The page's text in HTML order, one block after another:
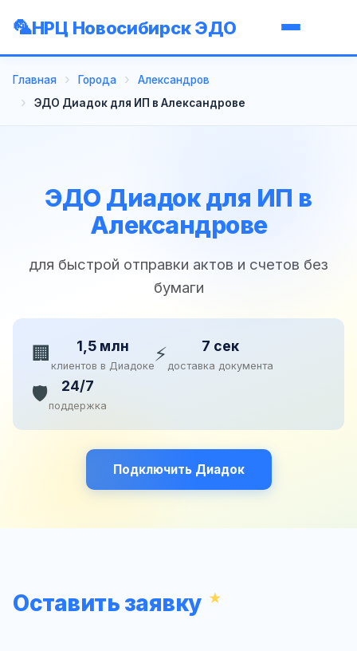
НРЦ Новосибирск ЭДО
Главная Города
Александров
ЭДО Диадок для ИП в Александрове
ЭДО Диадок для ИП в
Александрове
для быстрой отправки актов и счетов без
бумаги
🏢 1,5 млн
клиентов в Диадоке⚡ 7 сек
доставка документа
🛡️ 24/7
поддержка
Подключить Диадок
Оставить заявку